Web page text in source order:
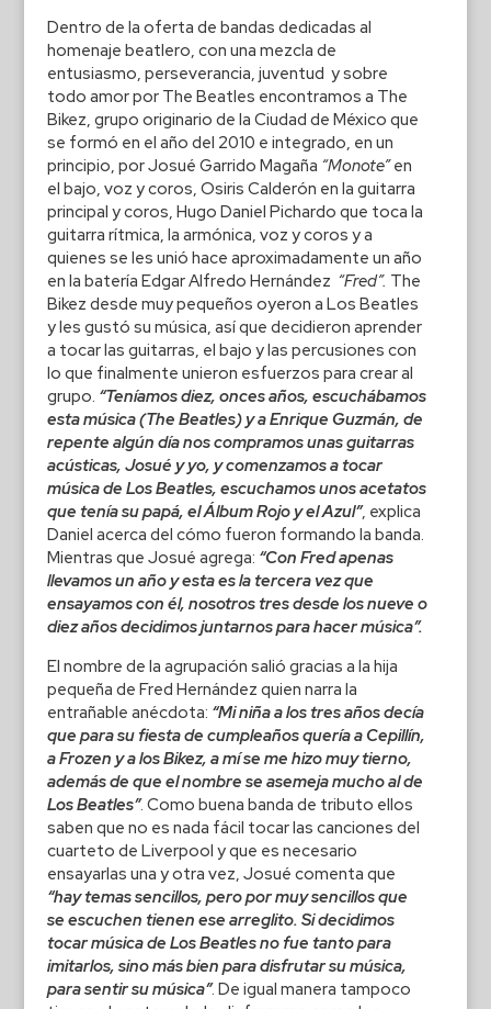
Dentro de la oferta de bandas dedicadas al
homenaje beatlero, con una mezcla de
entusiasmo, perseverancia, juventud y sobre
todo amor por The Beatles encontramos a The
Bikez, grupo originario de la Ciudad de México que
se formó en el año del 2010 e integrado, en un
principio, por Josué Garrido Magaña “Monote”en
el bajo, voz y coros, Osiris Calderón en la guitarra
principal y coros, Hugo Daniel Pichardo que toca la
guitarra rítmica, la armónica, voz y coros y a
quienes se les unió hace aproximadamente un año
en la batería Edgar Alfredo Hernández “Fred”. The
Bikez desde muy pequeños oyeron a Los Beatles
y les gustó su música, así que decidieron aprender
a tocar las guitarras, el bajo y las percusiones con
lo que finalmente unieron esfuerzos para crear al
grupo. “Teníamos diez, onces años, escuchábamos
esta música (The Beatles) y a Enrique Guzmán, de
repente algún día nos compramos unas guitarras
acústicas, Josué y yo, y comenzamos a tocar
música de Los Beatles, escuchamos unos acetatos
que tenía su papá, el Álbum Rojo y el Azul”, explica
Daniel acerca del cómo fueron formando la banda.
Mientras que Josué agrega: “Con Fred apenas
llevamos un año y esta es la tercera vez que
ensayamos con él, nosotros tres desde los nueve o
diez años decidimos juntarnos para hacer música”.
El nombre de la agrupación salió gracias a la hija
pequeña de Fred Hernández quien narra la
entrañable anécdota: “Mi niña a los tres años decía
que para su fiesta de cumpleaños quería a Cepillín,
a Frozen y a los Bikez, a mí se me hizo muy tierno,
además de que el nombre se asemeja mucho al de
Los Beatles”. Como buena banda de tributo ellos
saben que no es nada fácil tocar las canciones del
cuarteto de Liverpool y que es necesario
ensayarlas una y otra vez, Josué comenta que
“hay temas sencillos, pero por muy sencillos que
se escuchen tienen ese arreglito. Si decidimos
tocar música de Los Beatles no fue tanto para
imitarlos, sino más bien para disfrutar su música,
para sentir su música”. De igual manera tampoco